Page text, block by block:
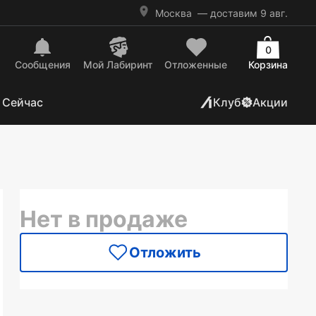
Москва — доставим 9 авг.
Сообщения Mой Лабиринт Отложенные Корзина
0
Клуб Акции
Нет в продаже
Отложить